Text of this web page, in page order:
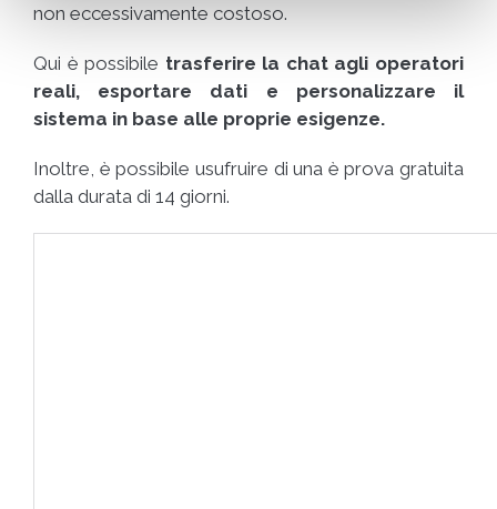
non eccessivamente costoso.
Qui è possibile trasferire la chat agli operatori
reali, esportare dati e personalizzare il
sistema in base alle proprie esigenze.
Inoltre, è possibile usufruire di una è prova gratuita
dalla durata di 14 giorni.